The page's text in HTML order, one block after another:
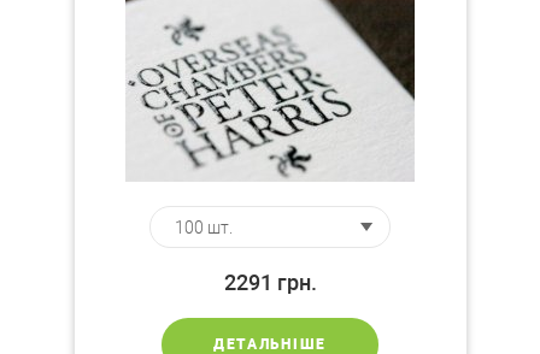
2291 грн.
ДЕТАЛЬНІШЕ